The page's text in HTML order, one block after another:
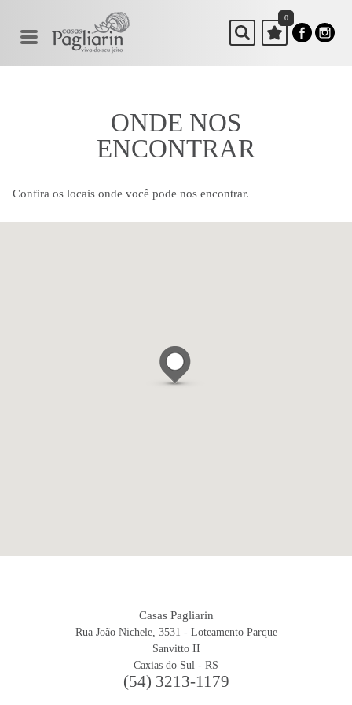
0
ONDE NOS
ENCONTRAR
Confira os locais onde você pode nos encontrar.
Casas Pagliarin
Rua João Nichele, 3531 - Loteamento Parque
Sanvitto II
Caxias do Sul - RS
(54) 3213-1179